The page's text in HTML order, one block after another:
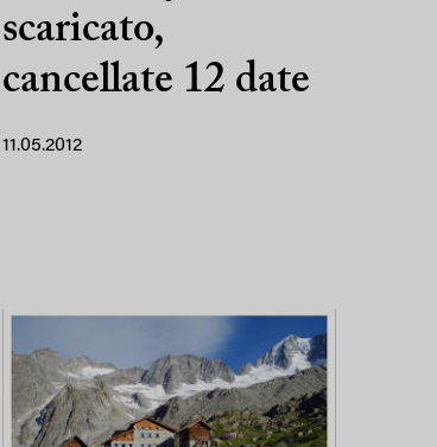
scaricato,
cancellate 12 date
11.05.2012